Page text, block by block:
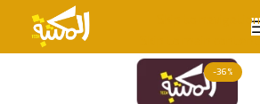
Skip to navigation
Skip to main content
-36%